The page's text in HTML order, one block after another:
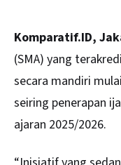
Komparatif.ID,
(SMA) yang
secara mandiri
seiring penerapan
ajaran 2025/2026.